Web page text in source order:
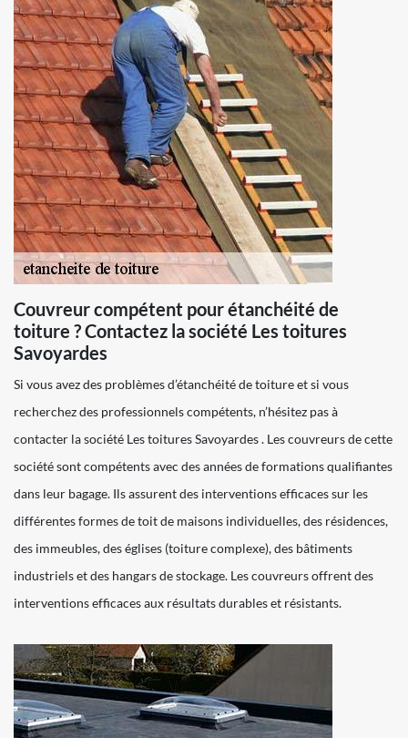
Couvreur compétent pour étanchéité de
toiture ? Contactez la société Les toitures
Savoyardes
Si vous avez des problèmes d’étanchéité de toiture et si vous
recherchez des professionnels compétents, n’hésitez pas à
contacter la société Les toitures Savoyardes . Les couvreurs de cette
société sont compétents avec des années de formations qualifiantes
dans leur bagage. Ils assurent des interventions efficaces sur les
différentes formes de toit de maisons individuelles, des résidences,
des immeubles, des églises (toiture complexe), des bâtiments
industriels et des hangars de stockage. Les couvreurs offrent des
interventions efficaces aux résultats durables et résistants.